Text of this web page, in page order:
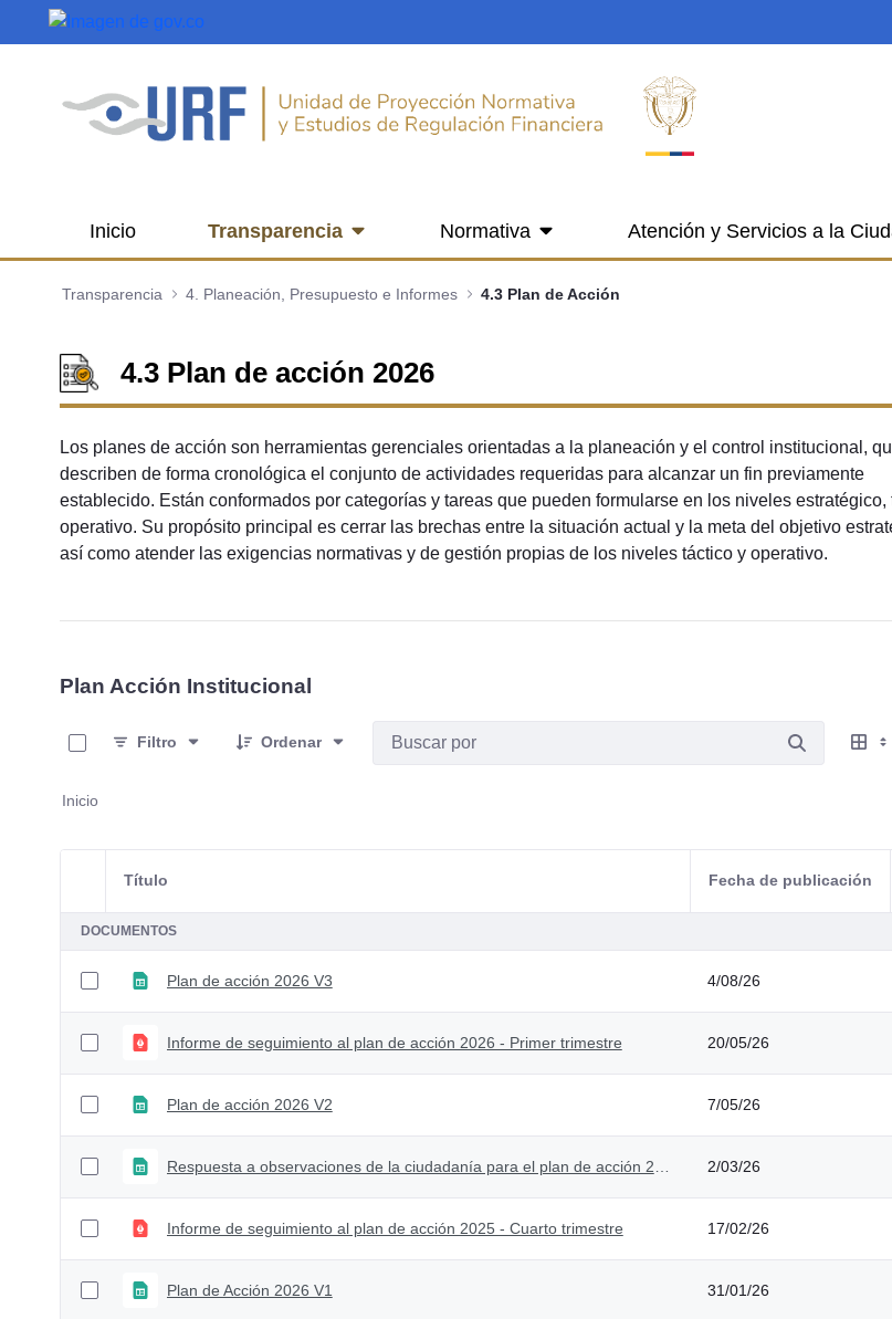
Saltar al contenido principal
Inicio Transparencia Normativa Atención y Servicios a la
Transparencia 4. Planeación, Presupuesto e Informes 4.3 Plan de Acción
4.3 Plan de acción 2026
Los planes de acción son herramientas gerenciales orientadas a la planeación y el control institucional,
describen de forma cronológica el conjunto de actividades requeridas para alcanzar un fin previamente
establecido. Están conformados por categorías y tareas que pueden formularse en los niveles estratégico,
operativo. Su propósito principal es cerrar las brechas entre la situación actual y la meta del objetivo
así como atender las exigencias normativas y de gestión propias de los niveles táctico y operativo.
Plan Acción Institucional
Filtro
Ordenar
Inicio
Selección del elemento
Título Fecha de publicación
DOCUMENTOS
Plan de acción 2026 V3 4/08/26
Informe de seguimiento al plan de acción 2026 - Primer trimestre 20/05/26
Plan de acción 2026 V2 7/05/26
2/03/26
Informe de seguimiento al plan de acción 2025 - Cuarto trimestre 17/02/26
Plan de Acción 2026 V1 31/01/26